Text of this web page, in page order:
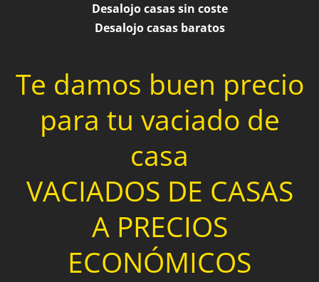
Desalojo casas sin coste
Desalojo casas baratos
Te damos buen precio
para tu vaciado de
casa
VACIADOS DE CASAS
A PRECIOS
ECONÓMICOS